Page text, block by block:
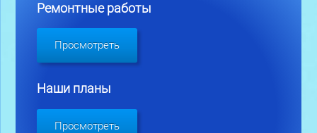
Ремонтные работы
Просмотреть
Наши планы
Просмотреть